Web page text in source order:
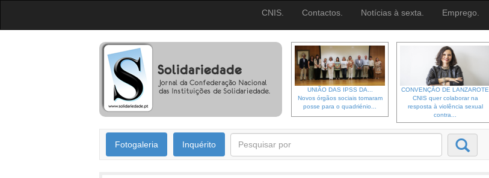
CNIS. Contactos. Notícias à sexta. Emprego.
UNIÃO DAS IPSS DA...
Novos órgãos sociais tomaram
posse para o quadriénio...
CONVENÇÃO DE LANZAROTE
CNIS quer colaborar na
resposta à violência sexual
contra...
Fotogaleria Inquérito